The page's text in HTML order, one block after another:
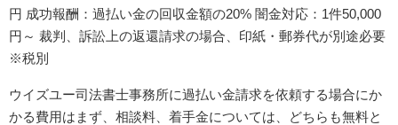
円 成功報酬：過払い金の回収金額の20% 闇金対応：1件50,000
円～ 裁判、訴訟上の返還請求の場合、印紙・郵券代が別途必要
※税別
ウイズユー司法書士事務所に過払い金請求を依頼する場合にか
かる費用はまず、相談料、着手金については、どちらも無料と